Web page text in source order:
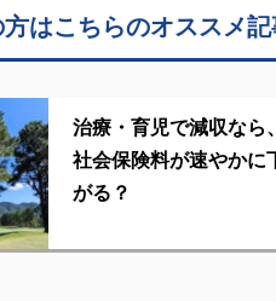
はこちらのオススメ
治療・育児で減収なら、
社会保険料が速やかに
がる？